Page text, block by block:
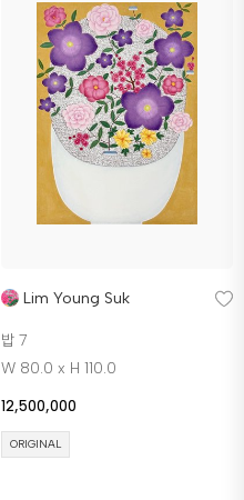
Lim Young Suk
밥 7
W 80.0 x H 110.0
12,500,000
ORIGINAL